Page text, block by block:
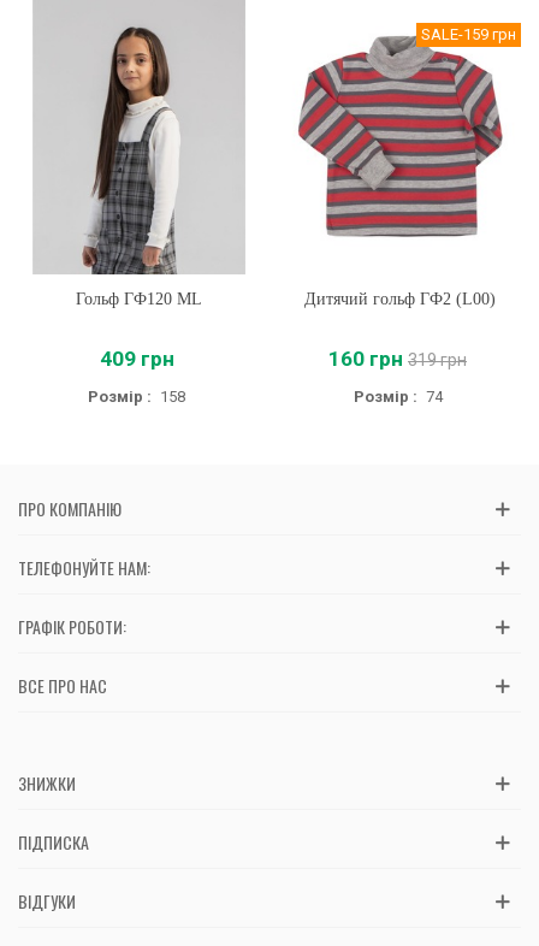
Гольф ГФ120 ML
409 грн
Розмір : 158
SALE-159 грн
Дитячий гольф ГФ2 (L00)
160 грн 319 грн
Розмір : 74
ПРО КОМПАНІЮ
ТЕЛЕФОНУЙТЕ НАМ:
ГРАФІК РОБОТИ:
ВСЕ ПРО НАС
ЗНИЖКИ
ПІДПИСКА
ВІДГУКИ